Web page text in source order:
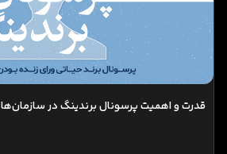
قدرت و اهمیت پرسونال برندینگ در سازمان‌ها